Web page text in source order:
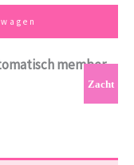
Zacht
member